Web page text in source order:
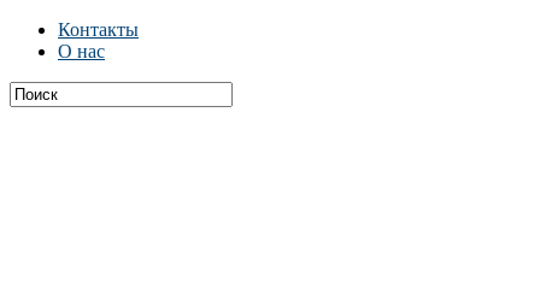
Контакты
О нас